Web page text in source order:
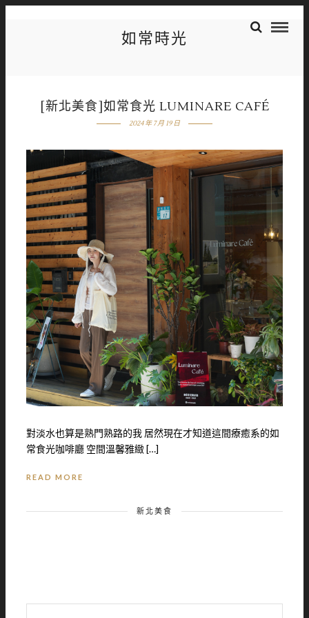
如常時光
[新北美食]如常食光 LUMINARE CAFÉ
2024 年 7 月 19 日
對淡水也算是熟門熟路的我 居然現在才知道這間療癒系的如
常食光咖啡廳 空間溫馨雅緻 […]
READ MORE
新北美食